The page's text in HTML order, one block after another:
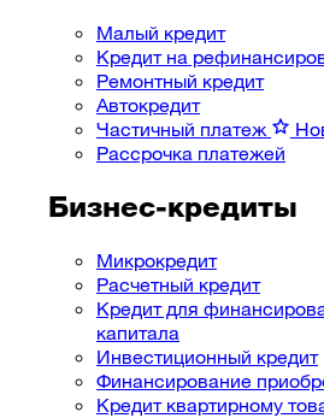
Малый кредит
Кредит на
Ремонтный кредит
Автокредит
Частичный платеж
Рассрочка платежей
Бизнес-кредиты
Микрокредит
Расчетный кредит
Кредит для
капитала
Инвестиционный кредит
Финансирование
Кредит квартирному